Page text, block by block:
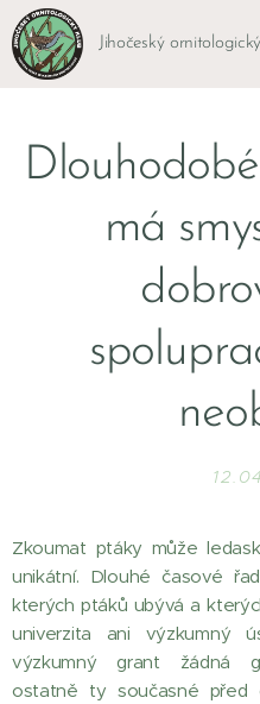
Jihočeský
má
Zkoumat ptáky může
unikátní. Dlouhé časové
kterých ptáků ubývá a
univerzita ani výzkumný
výzkumný grant žádná
ostatně ty současné před